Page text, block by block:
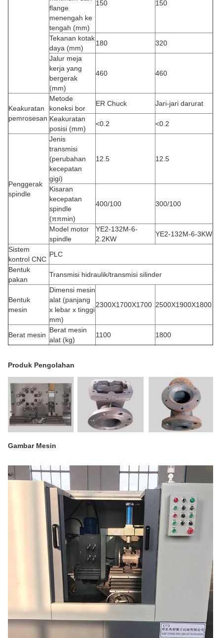
flange
menengah ke
tengah (mm)
150 150
Tekanan kotak
daya (mm)
180
320
Jalur meja
kerja yang
bergerak
(mm)
460 460
Keakuratan
pemrosesan
Metode
koneksi bor
ER Chuck
Jari-jari darurat
Keakuratan
posisi (mm)
<0.2 <0.2
Penggerak
spindle
Jenis
transmisi
(perubahan
kecepatan
gigi)
12.5 12.5
Kisaran
kecepatan
spindle
(ππmin)
400/100 300/100
Model motor
spindle
YE2-132M-6-
2.2KW
YE2-132M-6-3KW
Sistem
kontrol CNC
PLC
Bentuk
pakan
Transmisi hidraulik/transmisi silinder
Bentuk
mesin
Dimensi mesin
alat (panjang
x lebar x tinggi
mm)
2300X1700X1700 2500X1900X1800
Berat mesin
Berat mesin
alat (kg)
1100 1800
Produk Pengolahan
Gambar Mesin